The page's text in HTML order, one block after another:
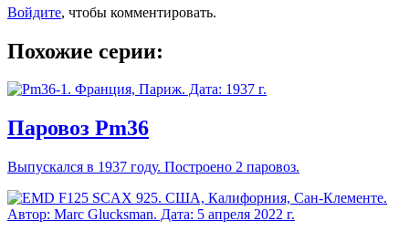
Войдите, чтобы комментировать.
Похожие серии:
Паровоз Pm36
Выпускался в 1937 году. Построено 2 паровоз.